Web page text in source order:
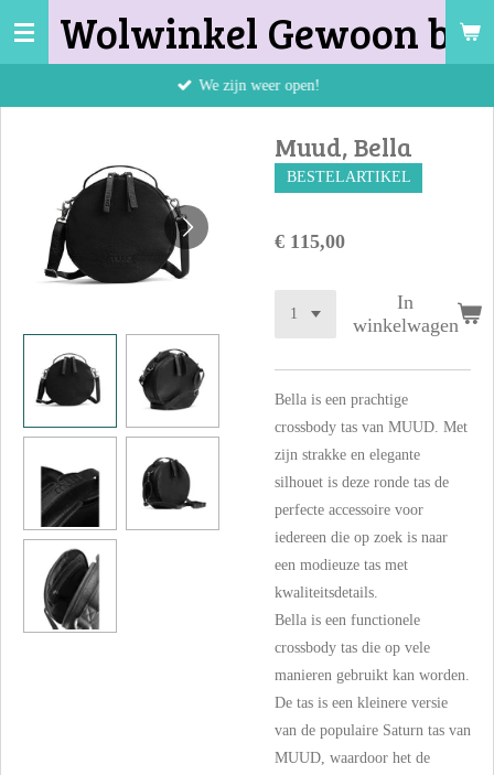
Ga
de
Wolwinkel Gewoon bij
We zijn weer open!
Muud, Bella
BESTELARTIKEL
€ 115,00
In
winkelwagen
Bella is een prachtige
crossbody tas van MUUD. Met
zijn strakke en elegante
silhouet is deze ronde tas de
perfecte accessoire voor
iedereen die op zoek is naar
een modieuze tas met
kwaliteitsdetails.
Bella is een functionele
crossbody tas die op vele
manieren gebruikt kan worden.
De tas is een kleinere versie
van de populaire Saturn tas van
MUUD, waardoor het de